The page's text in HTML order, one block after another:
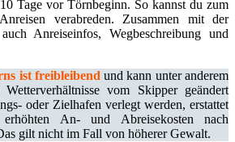
Tage vor Törnbeginn. So kannst du zum
verabreden. Zusammen mit der
Anreiseinfos, Wegbeschreibung und
ist freibleibend und kann unter anderem
vom Skipper geändert
oder Zielhafen verlegt werden, erstattet
An- und Abreisekosten nach
gilt nicht im Fall von höherer Gewalt.